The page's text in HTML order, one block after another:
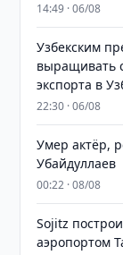
14:49 · 06/08
Узбекским
выращивать
экспорта в
22:30 · 06/08
Умер актёр,
Убайдуллаев
00:22 · 08/08
Sojitz
аэропортом